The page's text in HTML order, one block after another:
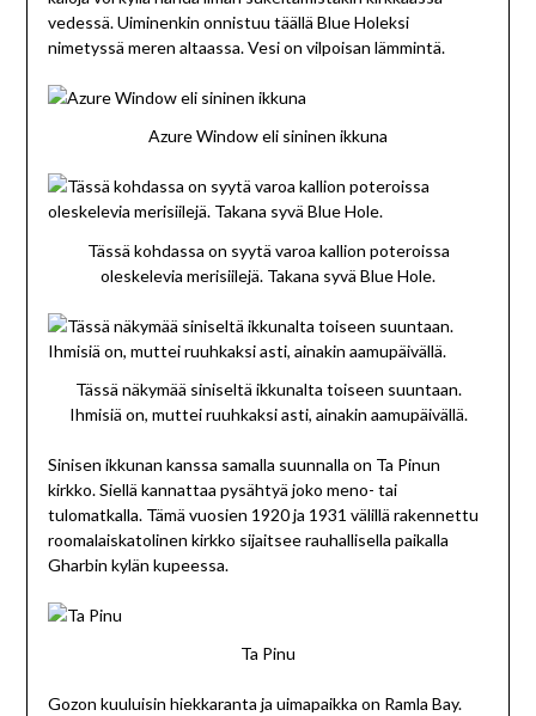
vedessä. Uiminenkin onnistuu täällä Blue Holeksi
nimetyssä meren altaassa. Vesi on vilpoisan lämmintä.
Azure Window eli sininen ikkuna
Tässä kohdassa on syytä varoa kallion poteroissa
oleskelevia merisiilejä. Takana syvä Blue Hole.
Tässä näkymää siniseltä ikkunalta toiseen suuntaan.
Ihmisiä on, muttei ruuhkaksi asti, ainakin aamupäivällä.
Sinisen ikkunan kanssa samalla suunnalla on Ta Pinun
kirkko. Siellä kannattaa pysähtyä joko meno- tai
tulomatkalla. Tämä vuosien 1920 ja 1931 välillä rakennettu
roomalaiskatolinen kirkko sijaitsee rauhallisella paikalla
Gharbin kylän kupeessa.
Ta Pinu
Gozon kuuluisin hiekkaranta ja uimapaikka on Ramla Bay.